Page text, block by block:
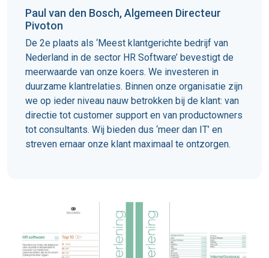
Paul van den Bosch, Algemeen Directeur
Pivoton
De 2e plaats als ‘Meest klantgerichte bedrijf van
Nederland in de sector HR Software’ bevestigt de
meerwaarde van onze koers. We investeren in
duurzame klantrelaties. Binnen onze organisatie zijn
we op ieder niveau nauw betrokken bij de klant: van
directie tot customer support en van productowners
tot consultants. Wij bieden dus ‘meer dan IT’ en
streven ernaar onze klant maximaal te ontzorgen.